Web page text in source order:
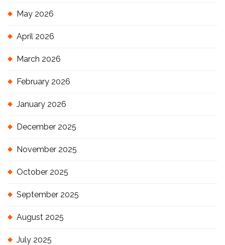
May 2026
April 2026
March 2026
February 2026
January 2026
December 2025
November 2025
October 2025
September 2025
August 2025
July 2025